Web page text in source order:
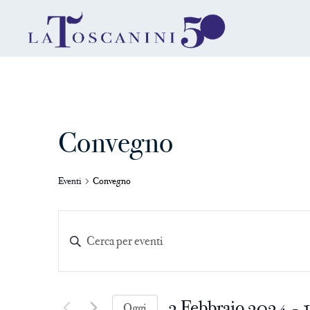
Convegno
Eventi Convegno
Eventi
Ricerca
Inserisci
Parola
Eventi